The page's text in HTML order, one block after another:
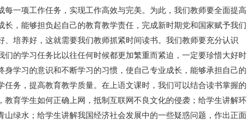
每一项工作任务，实现工作高效与完美。为此，我们教师要全面提高
长，能够担负起自己的教育教学责任，完成新时期党和国家赋予我们
、培养好，这就需要我们教师抓紧时间读书。我们教师要充分认识
们的学习任务比以往任何时候都更加繁重而紧迫，一定要珍惜大好时
身学习的意识和不断学习的习惯，使自己专业成长，能够承担自己的
任务，提高教育教学质量。在上语文课时，我们可以结合读书掌握的
教育学生如何正确上网，抵制互联网不良文化的侵袭；给学生讲解环
山绿水；给学生讲解我国经济社会发展中的一些疑惑问题，作出正面